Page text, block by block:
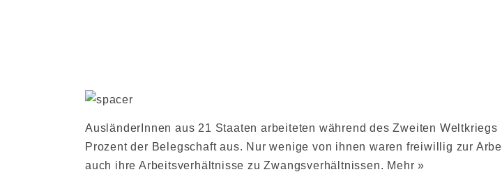
AusländerInnen aus 21 Staaten arbeiteten während des Zweiten
Prozent der Belegschaft aus. Nur wenige von ihnen waren freiwillig zur
auch ihre Arbeitsverhältnisse zu Zwangsverhältnissen. Mehr »